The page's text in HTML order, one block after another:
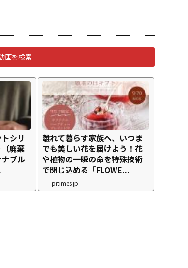
画を検索
シリ
廃棄
ブル
離れて暮らす家族へ、いつま
でも美しい花を届けよう！花
や植物の一瞬の命を特殊技術
で閉じ込める「FLOWE...
prtimes.jp